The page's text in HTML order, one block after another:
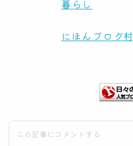
にほんブログ村